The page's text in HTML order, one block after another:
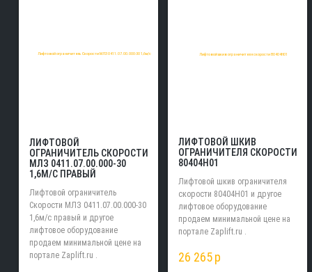
ЛИФТОВОЙ
ОГРАНИЧИТЕЛЬ СКОРОСТИ
МЛЗ 0411.07.00.000-30
1,6М/С ПРАВЫЙ
Лифтовой ограничитель
Скорости МЛЗ 0411.07.00.000-30
1,6м/с правый и другое
лифтовое оборудование
продаем минимальной цене на
портале Zaplift.ru .
ЛИФТОВОЙ ШКИВ
ОГРАНИЧИТЕЛЯ СКОРОСТИ
80404H01
Лифтовой шкив ограничителя
скорости 80404H01 и другое
лифтовое оборудование
продаем минимальной цене на
портале Zaplift.ru .
26 265p